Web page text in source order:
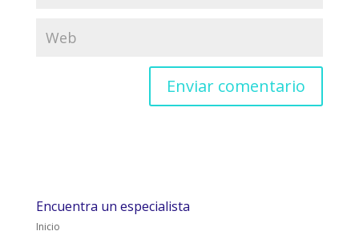
Encuentra un especialista
Inicio